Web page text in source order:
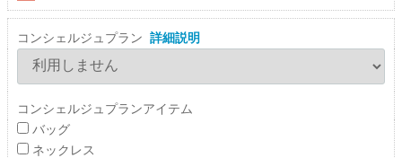
コンシェルジュプラン 詳細説明
コンシェルジュプランアイテム
バッグ
ネックレス